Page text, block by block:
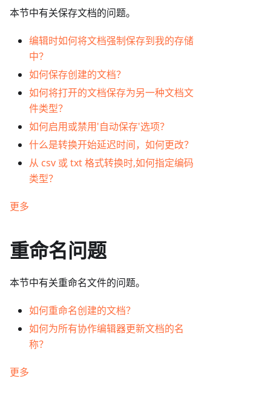
本节中有关保存文档的问题。
编辑时如何将文档强制保存到我的存储
中？
如何保存创建的文档？
如何将打开的文档保存为另一种文档文
件类型？
如何启用或禁用'自动保存'选项？
什么是转换开始延迟时间，如何更改？
从 csv 或 txt 格式转换时,如何指定编码
类型？
更多
重命名问题
本节中有关重命名文件的问题。
如何重命名创建的文档？
如何为所有协作编辑器更新文档的名
称？
更多